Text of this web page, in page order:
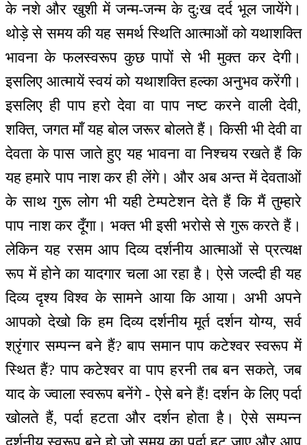
के नशे और खुशी में जन्म-जन्म के दु:ख दर्द भूल जायेंगे।
थोड़े से समय की यह समर्थ स्थिति आत्माओं को यथाशक्ति
भावना के फलस्वरूप कुछ पापों से भी मुक्त कर देगी।
इसलिए आत्मायें स्वयं को यथाशक्ति हल्का अनुभव करेंगी।
इसलिए ही पाप हरो देवा वा पाप नष्ट करने वाली देवी,
शक्ति, जगत माँ यह बोल जरूर बोलते हैं। किसी भी देवी वा
देवता के पास जाते हुए यह भावना वा निश्चय रखते हैं कि
यह हमारे पाप नाश कर ही लेंगे। और अब अन्त में देवताओं
के साथ गुरू लोग भी यही टेम्पटेशन देते हैं कि मैं तुम्हारे
पाप नाश कर दूँगा। भक्त भी इसी भरोसे से गुरू करते हैं।
लेकिन यह रसम आप दिव्य दर्शनीय आत्माओं से प्रत्यक्ष
रूप में होने का यादगार चला आ रहा है। ऐसे जल्दी ही यह
दिव्य दृश्य विश्व के सामने आया कि आया। अभी अपने
आपको देखो कि हम दिव्य दर्शनीय मूर्त दर्शन योग्य, सर्व
श्रृंगार सम्पन्न बने हैं? बाप समान पाप कटेश्वर स्वरूप में
स्थित हैं? पाप कटेश्वर वा पाप हरनी तब बन सकते, जब
याद के ज्वाला स्वरूप बनेंगे - ऐसे बने हैं! दर्शन के लिए पर्दा
खोलते हैं, पर्दा हटता और दर्शन होता है। ऐसे सम्पन्न